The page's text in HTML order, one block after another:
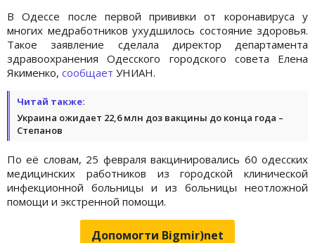
В Одессе после первой прививки от коронавируса у
многих медработников ухудшилось состояние здоровья.
Такое заявление сделала директор департамента
здравоохранения Одесского городского совета Елена
Якименко, сообщает УНИАН.
Читай также:
Украина ожидает 22,6 млн доз вакцины до конца года –
Степанов
По её словам, 25 февраля вакцинировались 60 одесских
медицинских работников из городской клинической
инфекционной больницы и из больницы неотложной
помощи и экстренной помощи.
Допомогти Bigmir)net